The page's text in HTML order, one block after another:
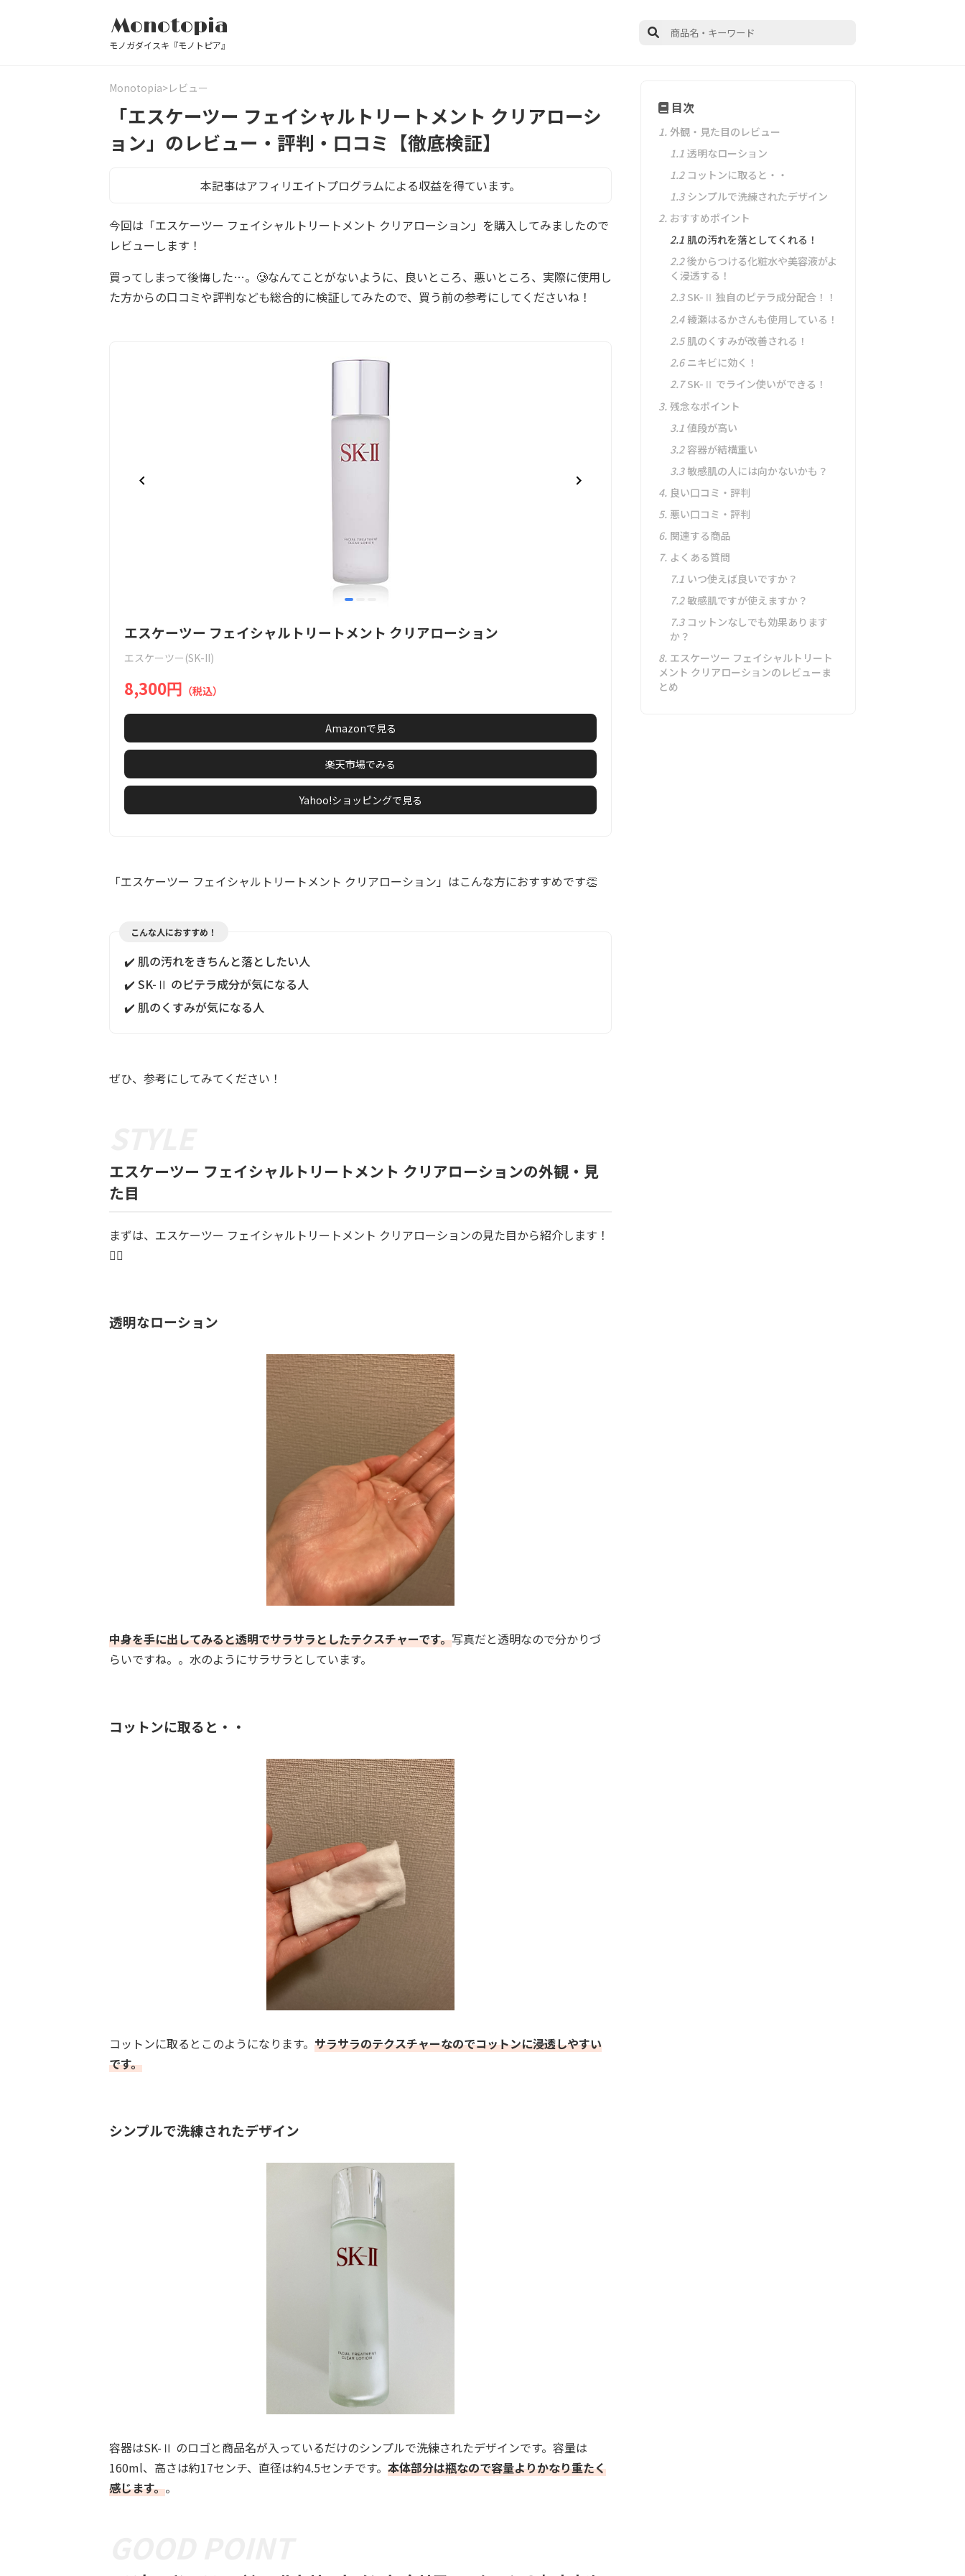
Monotopia
モノガダイスキ『モノトピア』
Monotopia レビュー
「エスケーツー フェイシャルトリートメント クリアローシ
ョン」のレビュー・評判・口コミ【徹底検証】
本記事はアフィリエイトプログラムによる収益を得ています。
今回は「エスケーツー フェイシャルトリートメント クリアローション」を購入してみましたので
レビューします！
買ってしまって後悔した…。🥲なんてことがないように、良いところ、悪いところ、実際に使用し
た方からの口コミや評判なども総合的に検証してみたので、買う前の参考にしてくださいね！
item
1
of
3
エスケーツー フェイシャルトリートメント クリアローション
エスケーツー(SK-II)
8,300円 （税込）
Amazonで見る
楽天市場でみる
Yahoo!ショッピングで見る
「エスケーツー フェイシャルトリートメント クリアローション」はこんな方におすすめです👏
こんな人におすすめ！
✔️ 肌の汚れをきちんと落としたい人
✔️ SK-Ⅱ のピテラ成分が気になる人
✔️ 肌のくすみが気になる人
ぜひ、参考にしてみてください！
エスケーツー フェイシャルトリートメント クリアローションの外観・見
た目
まずは、エスケーツー フェイシャルトリートメント クリアローションの見た目から紹介します！
💁‍♀️
透明なローション
中身を手に出してみると透明でサラサラとしたテクスチャーです。写真だと透明なので分かりづ
らいですね。。水のようにサラサラとしています。
コットンに取ると・・
コットンに取るとこのようになります。 サラサラのテクスチャーなのでコットンに浸透しやすい
です。
シンプルで洗練されたデザイン
容器はSK-Ⅱ のロゴと商品名が入っているだけのシンプルで洗練されたデザインです。容量は
160ml、高さは約17センチ、直径は約4.5センチです。 本体部分は瓶なので容量よりかなり重たく
感じます。。
目次
1. 外観・見た目のレビュー
1.1 透明なローション
1.2 コットンに取ると・・
1.3 シンプルで洗練されたデザイン
2. おすすめポイント
2.1 肌の汚れを落としてくれる！
2.2 後からつける化粧水や美容液がよ
く浸透する！
2.3 SK-Ⅱ 独自のピテラ成分配合！！
2.4 綾瀬はるかさんも使用している！
2.5 肌のくすみが改善される！
2.6 ニキビに効く！
2.7 SK-Ⅱ でライン使いができる！
3. 残念なポイント
3.1 値段が高い
3.2 容器が結構重い
3.3 敏感肌の人には向かないかも？
4. 良い口コミ・評判
5. 悪い口コミ・評判
6. 関連する商品
7. よくある質問
7.1 いつ使えば良いですか？
7.2 敏感肌ですが使えますか？
7.3 コットンなしでも効果あります
か？
8. エスケーツー フェイシャルトリート
メント クリアローションのレビューま
とめ